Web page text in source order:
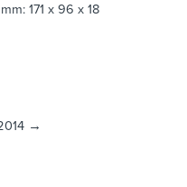
171 x 96 x 18
→